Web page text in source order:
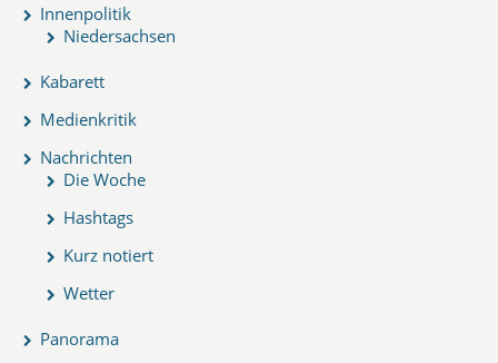
Innenpolitik
Niedersachsen
Kabarett
Medienkritik
Nachrichten
Die Woche
Hashtags
Kurz notiert
Wetter
Panorama